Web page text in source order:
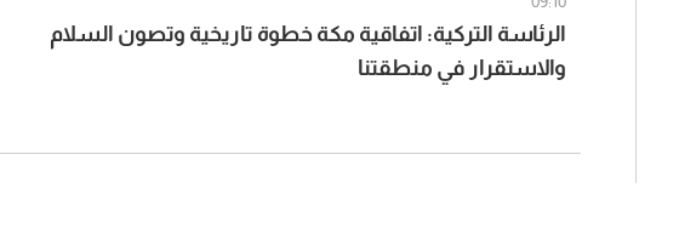
الرئاسة التركية: اتفاقية مكة خطوة تاريخية وتصون السلام
والاستقرار في منطقتنا